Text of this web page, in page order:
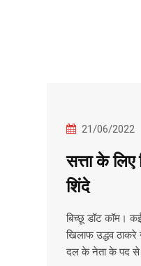
21/06/2022
सत्ता के लिए
शिंदे
बिच्छू डॉट कॉम।
खिलाफ उद्धव
दल के नेता के पद से